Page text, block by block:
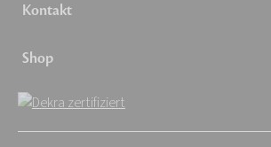
Kontakt
Shop